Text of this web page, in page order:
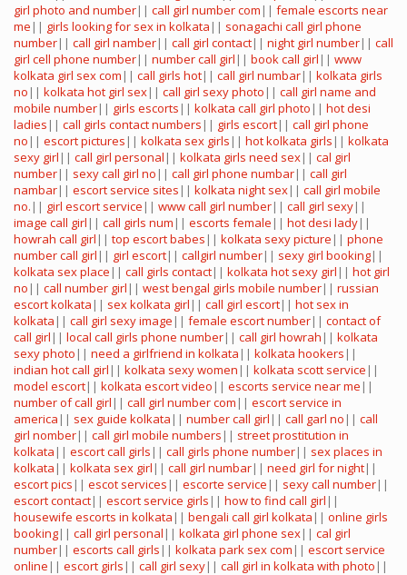
girl photo and number|| call girl number com || female escorts near
me || girls looking for sex in kolkata || sonagachi call girl phone
number|| call girl namber|| call girl contact|| night girl number|| call
girl cell phone number|| number call girl || book call girl || www
kolkata girl sex com || call girls hot|| call girl numbar|| kolkata girls
no || kolkata hot girl sex|| call girl sexy photo || call girl name and
mobile number|| girls escorts || kolkata call girl photo || hot desi
ladies || call girls contact numbers || girls escort|| call girl phone
no || escort pictures || kolkata sex girls || hot kolkata girls || kolkata
sexy girl || call girl personal || kolkata girls need sex|| cal girl
number|| sexy call girl no || call girl phone numbar|| call girl
nambar|| escort service sites || kolkata night sex|| call girl mobile
no. || girl escort service || www call girl number|| call girl sexy||
image call girl || call girls num || escorts female || hot desi lady||
howrah call girl || top escort babes || kolkata sexy picture || phone
number call girl || girl escort|| callgirl number|| sexy girl booking||
kolkata sex place || call girls contact|| kolkata hot sexy girl || hot girl
no || call number girl || west bengal girls mobile number|| russian
escort kolkata || sex kolkata girl || call girl escort|| hot sex in
kolkata || call girl sexy image || female escort number|| contact of
call girl || local call girls phone number|| call girl howrah || kolkata
sexy photo || need a girlfriend in kolkata || kolkata hookers ||
indian hot call girl || kolkata sexy women || kolkata scott service ||
model escort|| kolkata escort video || escorts service near me ||
number of call girl || call girl number com || escort service in
america || sex guide kolkata || number call girl || call garl no || call
girl nomber|| call girl mobile numbers || street prostitution in
kolkata || escort call girls || call girls phone number|| sex places in
kolkata || kolkata sex girl || call girl numbar|| need girl for night||
escort pics || escot services || escorte service || sexy call number||
escort contact|| escort service girls || how to find call girl ||
housewife escorts in kolkata || bengali call girl kolkata || online girls
booking|| call girl personal || kolkata girl phone sex|| cal girl
number|| escorts call girls || kolkata park sex com || escort service
online || escort girls || call girl sexy|| call girl in kolkata with photo ||